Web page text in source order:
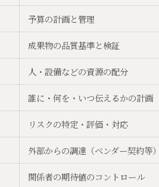
予算の計画と管理
成果物の品質基準と検証
人・設備などの資源の配分
誰に・何を・いつ伝えるかの計画
リスクの特定・評価・対応
外部からの調達（ベンダー契約等）
関係者の期待値のコントロール